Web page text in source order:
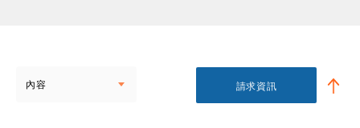
內容 請求資訊